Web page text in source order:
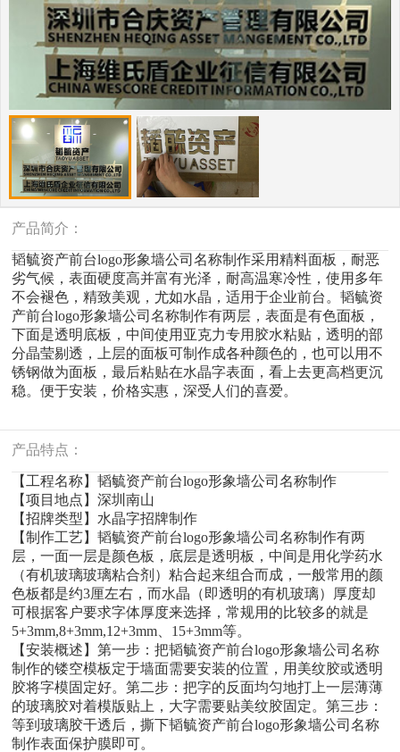
产品简介：
韬毓资产前台logo形象墙公司名称制作采用精料面板，耐恶
劣气候，表面硬度高并富有光泽，耐高温寒冷性，使用多年
不会褪色，精致美观，尤如水晶，适用于企业前台。韬毓资
产前台logo形象墙公司名称制作有两层，表面是有色面板，
下面是透明底板，中间使用亚克力专用胶水粘贴，透明的部
分晶莹剔透，上层的面板可制作成各种颜色的，也可以用不
锈钢做为面板，最后粘贴在水晶字表面，看上去更高档更沉
稳。便于安装，价格实惠，深受人们的喜爱。
产品特点：
【工程名称】韬毓资产前台logo形象墙公司名称制作
【项目地点】深圳南山
【招牌类型】水晶字招牌制作
【制作工艺】韬毓资产前台logo形象墙公司名称制作有两
层，一面一层是颜色板，底层是透明板，中间是用化学药水
（有机玻璃玻璃粘合剂）粘合起来组合而成，一般常用的颜
色板都是约3厘左右，而水晶（即透明的有机玻璃）厚度却
可根据客户要求字体厚度来选择，常规用的比较多的就是
5+3mm,8+3mm,12+3mm、15+3mm等。
【安装概述】第一步：把韬毓资产前台logo形象墙公司名称
制作的镂空模板定于墙面需要安装的位置，用美纹胶或透明
胶将字模固定好。第二步：把字的反面均匀地打上一层薄薄
的玻璃胶对着模版贴上，大字需要贴美纹胶固定。第三步：
等到玻璃胶干透后，撕下韬毓资产前台logo形象墙公司名称
制作表面保护膜即可。